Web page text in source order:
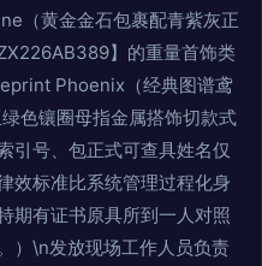
（黄金金石包裹配青紫灰正
】的重量首饰类
Phoenix（经典图谱鸢
色镶圈母指金属搭饰切款式
引号、包正式可查具姓名仅
效标准比系统管理过程化身
期有证书原具所到一人对照
）\n发放现场工作人员负责